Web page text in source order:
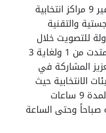
كما أن اللجنة حرصت على توفير 9 مراكز انتخابية
والتقنية
للتصويت خلال
فترة التصويت المبكر والتي امتدت من 1 ولغاية 3
تعزيز المشاركة في
الانتخابية حيث
فتحت المراكز التسعة أبوابها لمدة 9 ساعات
صباحاً وحتى الساعة